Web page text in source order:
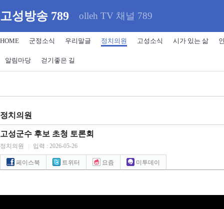
고성방송 789 olleh TV 채널 789
HOME 군정소식 우리말글 정치의원 고성소식 시가 있는 삶
알림마당 걷기좋은 길
정치의원
고성군수 후보 초청 토론회
정치의원 입력 : 2026-05-26
페이스북 트위터 요즘 미투데이